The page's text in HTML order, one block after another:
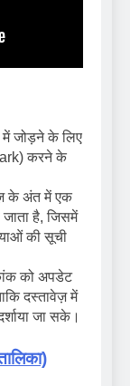
जोड़ने के लिए
करने के
के अंत में एक
है, जिसमें
की सूची
को अपडेट
दस्तावेज़ में
जा सके।